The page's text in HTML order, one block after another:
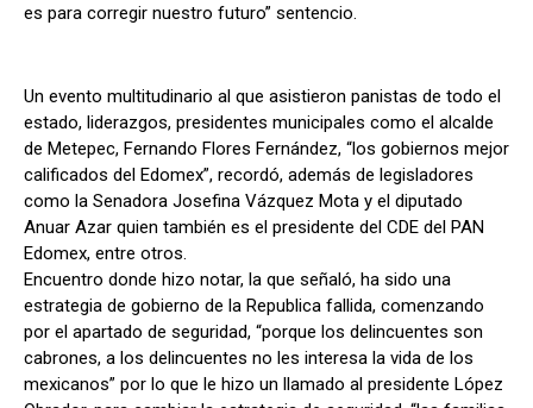
es para corregir nuestro futuro” sentencio.
Un evento multitudinario al que asistieron panistas de todo el
estado, liderazgos, presidentes municipales como el alcalde
de Metepec, Fernando Flores Fernández, “los gobiernos mejor
calificados del Edomex”, recordó, además de legisladores
como la Senadora Josefina Vázquez Mota y el diputado
Anuar Azar quien también es el presidente del CDE del PAN
Edomex, entre otros.
Encuentro donde hizo notar, la que señaló, ha sido una
estrategia de gobierno de la Republica fallida, comenzando
por el apartado de seguridad, “porque los delincuentes son
cabrones, a los delincuentes no les interesa la vida de los
mexicanos” por lo que le hizo un llamado al presidente López